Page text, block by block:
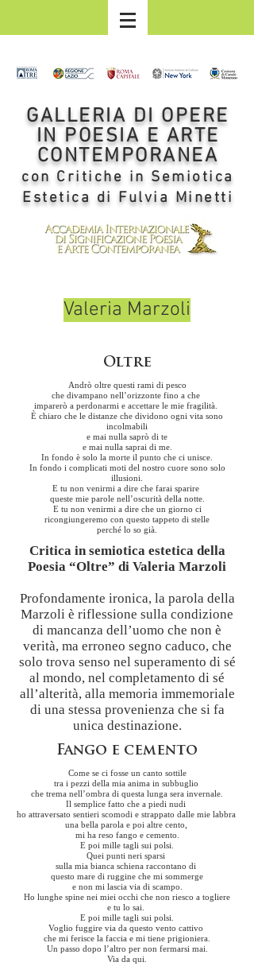
GALLERIA DI OPERE
IN POESIA E ARTE
CONTEMPORANEA
con Critiche in Semiotica
Estetica di Fulvia Minetti
Valeria Marzoli
Oltre
Andrò oltre questi rami di pesco
che divampano nell’orizzonte fino a che
imparerò a perdonarmi e accettare le mie fragilità.
È chiaro che le distanze che dividono ogni vita sono
incolmabili
e mai nulla saprò di te
e mai nulla saprai di me.
In fondo è solo la morte il punto che ci unisce.
In fondo i complicati moti del nostro cuore sono solo
illusioni.
E tu non venirmi a dire che farai sparire
queste mie parole nell’oscurità della notte.
E tu non venirmi a dire che un giorno ci
ricongiungeremo con questo tappeto di stelle
perché lo so già.
Critica in semiotica estetica della
Poesia “Oltre” di Valeria Marzoli
Profondamente ironica, la parola della
Marzoli è riflessione sulla condizione
di mancanza dell’uomo che non è
verità, ma erroneo segno caduco, che
solo trova senso nel superamento di sé
al mondo, nel completamento di sé
all’alterità, alla memoria immemoriale
di una stessa provenienza che si fa
unica destinazione.
Fango e cemento
Come se ci fosse un canto sottile
tra i pezzi della mia anima in subbuglio
che trema nell’ombra di questa lunga sera invernale.
Il semplice fatto che a piedi nudi
ho attraversato sentieri scomodi e strappato dalle mie labbra
una bella parola e poi altre cento,
mi ha reso fango e cemento.
E poi mille tagli sui polsi.
Quei punti neri sparsi
sulla mia bianca schiena raccontano di
questo mare di ruggine che mi sommerge
e non mi lascia via di scampo.
Ho lunghe spine nei miei occhi che non riesco a togliere
e tu lo sai.
E poi mille tagli sui polsi.
Voglio fuggire via da questo vento cattivo
che mi ferisce la faccia e mi tiene prigioniera.
Un passo dopo l’altro per non fermarsi mai.
Via da qui.